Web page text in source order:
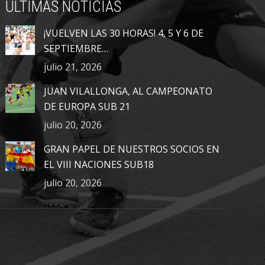
ÚLTIMAS NOTICIAS
¡VUELVEN LAS 30 HORAS! 4, 5 Y 6 DE
SEPTIEMBRE…
julio 21, 2026
JUAN VILALLONGA, AL CAMPEONATO
DE EUROPA SUB 21
julio 20, 2026
GRAN PAPEL DE NUESTROS SOCIOS EN
EL VIII NACIONES SUB18
julio 20, 2026